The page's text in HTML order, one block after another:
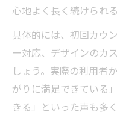
心地よく長く続けられ
具体的には、初回カウ
ー対応、デザインのカ
しょう。実際の利用者
がりに満足できている
きる」といった声も多